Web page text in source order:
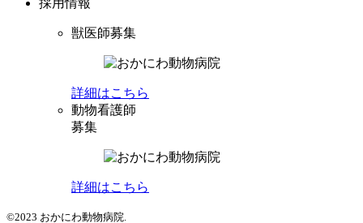
獣医師募集
詳細はこちら
動物看護師
募集
詳細はこちら
©2023 おかにわ動物病院.